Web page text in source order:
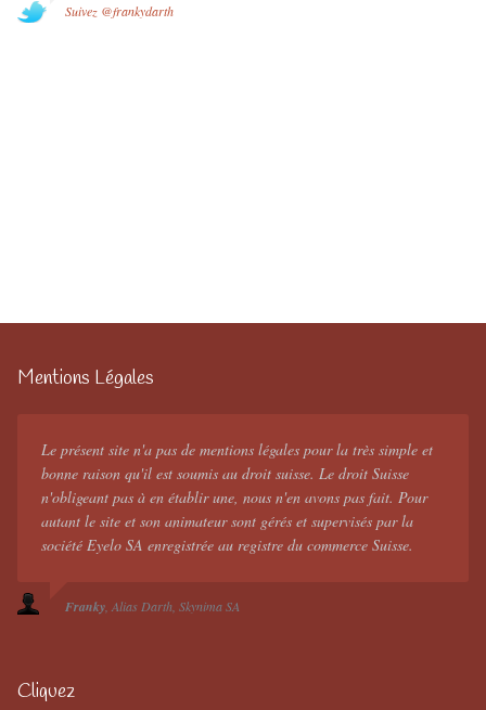
Suivez @frankydarth
Mentions Légales
Le présent site n'a pas de mentions légales pour la très simple et
bonne raison qu'il est soumis au droit suisse. Le droit Suisse
n'obligeant pas à en établir une, nous n'en avons pas fait. Pour
autant le site et son animateur sont gérés et supervisés par la
société Eyelo SA enregistrée au registre du commerce Suisse.
Franky Alias Darth Skynima SA
Cliquez